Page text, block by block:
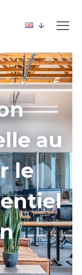
au
le